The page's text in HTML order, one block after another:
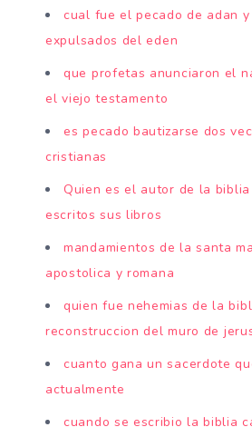
cual fue el pecado de adan
expulsados del eden
que profetas anunciaron el
el viejo testamento
es pecado bautizarse dos
cristianas
Quien es el autor de la
escritos sus libros
mandamientos de la santa
apostolica y romana
quien fue nehemias de la
reconstruccion del muro de
cuanto gana un sacerdote
actualmente
cuando se escribio la biblia